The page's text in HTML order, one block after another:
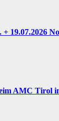
+ 19.07.2026
AMC Tirol